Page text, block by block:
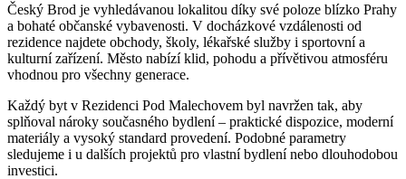
Český Brod je vyhledávanou lokalitou díky své poloze blízko Prahy
a bohaté občanské vybavenosti. V docházkové vzdálenosti od
rezidence najdete obchody, školy, lékařské služby i sportovní a
kulturní zařízení. Město nabízí klid, pohodu a přívětivou atmosféru
vhodnou pro všechny generace.
Každý byt v Rezidenci Pod Malechovem byl navržen tak, aby
splňoval nároky současného bydlení – praktické dispozice, moderní
materiály a vysoký standard provedení. Podobné parametry
sledujeme i u dalších projektů pro vlastní bydlení nebo dlouhodobou
investici.